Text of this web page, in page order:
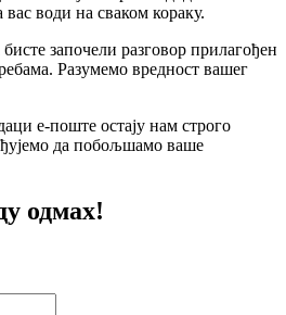
води на сваком кораку.
започели разговор прилагођен
Разумемо вредност вашег
е-поште остају нам строго
да побољшамо ваше
одмах!